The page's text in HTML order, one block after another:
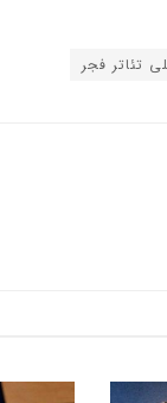
تئاتر فجر